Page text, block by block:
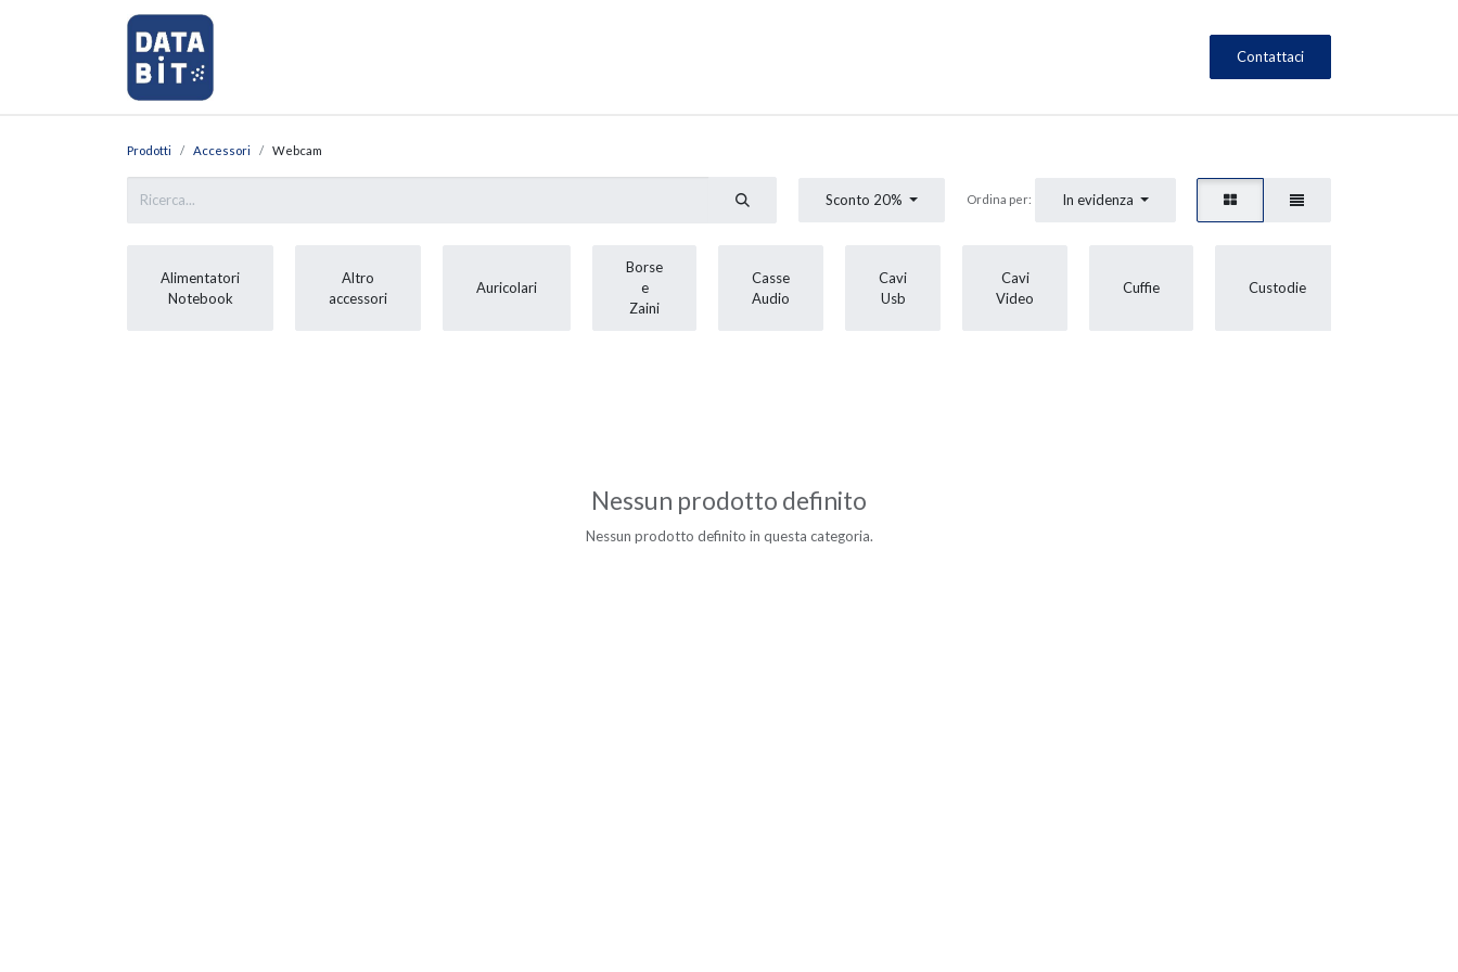
Contattaci
Prodotti Accessori Webcam
Sconto 20% Ordina per: In evidenza
Alimentatori
Notebook
Altro
accessori
Auricolari
Borse
e
Zaini
Casse
Audio
Cavi
Usb
Cavi
Video
Cuffie Custodie
Nessun prodotto definito
Nessun prodotto definito in questa categoria.